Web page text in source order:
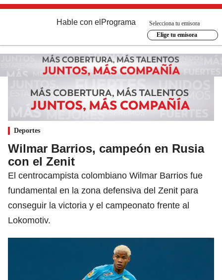
Hable con el Programa
Selecciona tu emisora
Elige tu emisora
Deportes
Wilmar Barrios, campeón en Rusia
con el Zenit
El centrocampista colombiano Wilmar Barrios fue
fundamental en la zona defensiva del Zenit para
conseguir la victoria y el campeonato frente al
Lokomotiv.